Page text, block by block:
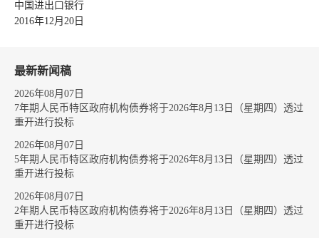
中国进出口银行
2016年12月20日
最新新闻稿
2026年08月07日
7年期人民币特区政府机构债券将于2026年8月13日（星期四）透过
重开进行投标
2026年08月07日
5年期人民币特区政府机构债券将于2026年8月13日（星期四）透过
重开进行投标
2026年08月07日
2年期人民币特区政府机构债券将于2026年8月13日（星期四）透过
重开进行投标